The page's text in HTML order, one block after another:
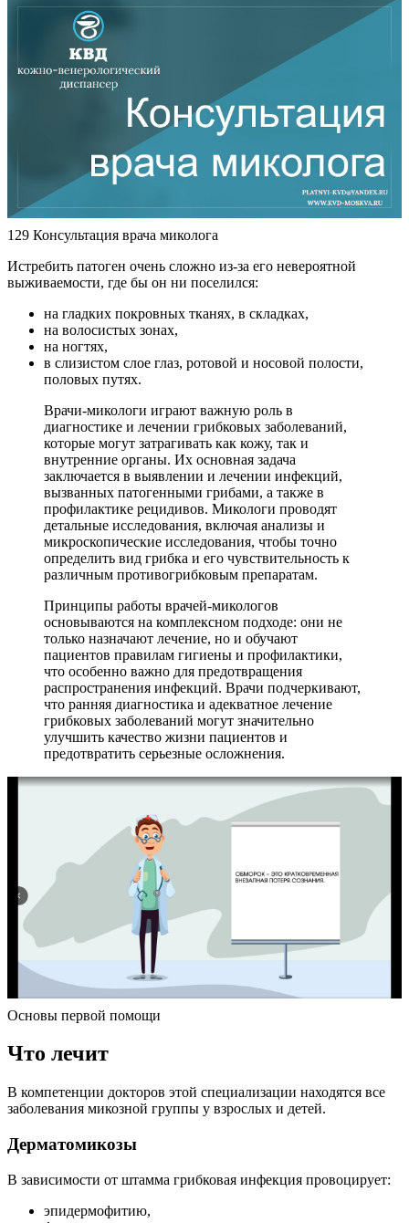
129 Консультация врача миколога
Истребить патоген очень сложно из-за его невероятной
выживаемости, где бы он ни поселился:
на гладких покровных тканях, в складках,
на волосистых зонах,
на ногтях,
в слизистом слое глаз, ротовой и носовой полости,
половых путях.
Врачи-микологи играют важную роль в
диагностике и лечении грибковых заболеваний,
которые могут затрагивать как кожу, так и
внутренние органы. Их основная задача
заключается в выявлении и лечении инфекций,
вызванных патогенными грибами, а также в
профилактике рецидивов. Микологи проводят
детальные исследования, включая анализы и
микроскопические исследования, чтобы точно
определить вид грибка и его чувствительность к
различным противогрибковым препаратам.
Принципы работы врачей-микологов
основываются на комплексном подходе: они не
только назначают лечение, но и обучают
пациентов правилам гигиены и профилактики,
что особенно важно для предотвращения
распространения инфекций. Врачи подчеркивают,
что ранняя диагностика и адекватное лечение
грибковых заболеваний могут значительно
улучшить качество жизни пациентов и
предотвратить серьезные осложнения.
Основы первой помощи
Что лечит
В компетенции докторов этой специализации находятся все
заболевания микозной группы у взрослых и детей.
Дерматомикозы
В зависимости от штамма грибковая инфекция провоцирует:
эпидермофитию,